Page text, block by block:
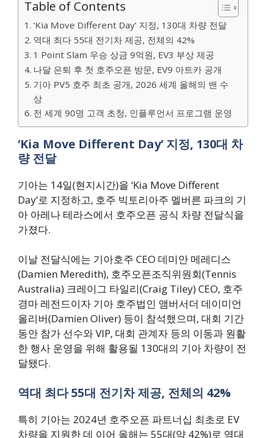
Table of Contents
‘Kia Move Different Day’ 지정, 130대 차량 전달
역대 최다 55대 전기차 제공, 전체의 42%
1 Point Slam 우승 상금 9억원, EV3 부상 제공
나달 은퇴 후 첫 호주오픈 방문, EV9 아트카 공개
기아 PV5 호주 최초 공개, 2026 세계 올해의 밴 수
상
전 세계 90명 고객 초청, 인플루언서 프로그램 운영
‘Kia Move Different Day’ 지정, 130대 차
량 전달
기아는 14일(현지시간)을 ‘Kia Move Different
Day’로 지정하고, 호주 빅토리아주 멜버른 파크의 기
아 아레나 테라스에서 호주오픈 공식 차량 전달식을
가졌다.
이날 전달식에는 기아호주 CEO 데미안 메레디스
(Damien Meredith), 호주오픈조직위원회(Tennis
Australia) 크레이그 타일리(Craig Tiley) CEO, 호주
경마 레전드이자 기아 호주법인 앰버서더 데이미언
올리버(Damien Oliver) 등이 참석했으며, 대회 기간
동안 참가 선수와 VIP, 대회 관계자 등의 이동과 원활
한 행사 운영을 위해 활용될 130대의 기아 차량이 전
달됐다.
역대 최다 55대 전기차 제공, 전체의 42%
특히 기아는 2024년 호주오픈 파트너십 최초로 EV
차량을 지원한 데 이어 올해는 55대(약 42%)로 역대